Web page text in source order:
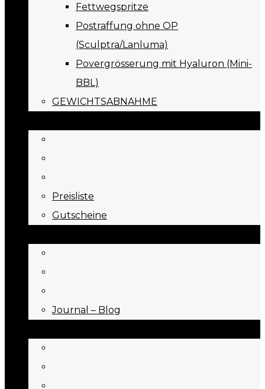
Fettwegspritze
Postraffung ohne OP
(Sculptra/Lanluma)
Povergrösserung mit Hyaluron (Mini-
BBL)
GEWICHTSABNAHME
Preisliste
Gutscheine
Journal – Blog